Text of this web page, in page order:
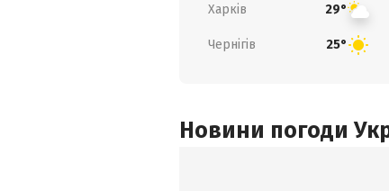
Харків 29°
Чернігів 25°
Новини погоди